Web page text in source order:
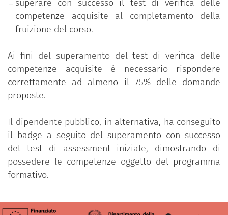
discorso al fine di essere efficaci.
Il dipendente pubblico che ha conseguito il badge
competenze acquisite a seguito del completamento
della fruizione dei contenuti previsti. E’ tuttavia
possibile conseguire il badge anche a seguito del
superamento con successo del test di assessment
oggetto del programma formativo.
Il programma è parte delle iniziative formative
promosse sulla piattaforma “Syllabus – Nuove
competenze per le Pubbliche Amministrazioni”
mirano a sviluppare le competenze e abilità
superare con successo il test di verifica delle
competenze acquisite al completamento della
fruizione del corso.
Ai fini del superamento del test di verifica delle
competenze acquisite è necessario rispondere
correttamente ad almeno il 75% delle domande
proposte.
Il dipendente pubblico, in alternativa, ha conseguito
il badge a seguito del superamento con successo
del test di assessment iniziale, dimostrando di
possedere le competenze oggetto del programma
formativo.